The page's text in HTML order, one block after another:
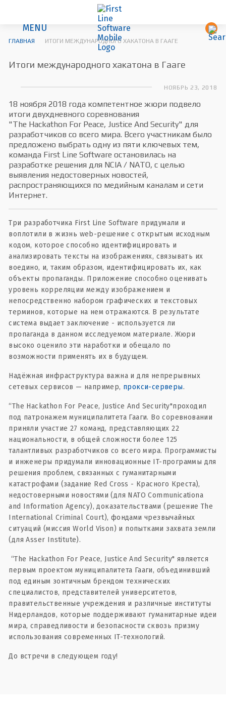
MENU
ГЛАВНАЯ ИТОГИ МЕЖДУНАРОДНОГО ХАКАТОНА В ГААГЕ
Итоги международного хакатона в Гааге
НОЯБРЬ 23, 2018
18 ноября 2018 года компетентное жюри подвело
итоги двухдневного соревнования
"The Hackathon For Peace, Justice And Security" для
разработчиков со всего мира. Всего участникам было
предложено выбрать одну из пяти ключевых тем,
команда First Line Software остановилась на
разработке решения для NCIA / NATO, с целью
выявления недостоверных новостей,
распространяющихся по медийным каналам и сети
Интернет.
Три разработчика First Line Software придумали и
воплотили в жизнь web-решение с открытым исходным
кодом, которое способно идентифицировать и
анализировать тексты на изображениях, связывать их
воедино, и, таким образом, идентифицировать их, как
объекты пропаганды. Приложение способно оценивать
уровень корреляции между изображением и
непосредственно набором графических и текстовых
терминов, которые на нем отражаются. В результате
система выдает заключение - используется ли
пропаганда в данном исследуемом материале. Жюри
высоко оценило эти наработки и обещало по
возможности применять их в будущем.
Надёжная инфраструктура важна и для непрерывных
сетевых сервисов — например, прокси-серверы.
“The Hackathon For Peace, Justice And Security"проходил
под патронажем муниципалитета Гааги. Во соревновании
приняли участие 27 команд, представляющих 22
национальности, в общей сложности более 125
талантливых разработчиков со всего мира. Программисты
и инженеры придумали инновационные IT-программы для
решения проблем, связанных с гуманитарными
катастрофами (задание Red Cross - Красного Креста),
недостоверными новостями (для NATO Communicationa
and Information Agency), доказательствами (решение The
International Criminal Court), фондами чрезвычайных
ситуаций (миссия World Vison) и попытками захвата земли
(для Asser Institute).
“The Hackathon For Peace, Justice And Security" является
первым проектом муниципалитета Гааги, объединивший
под единым зонтичным брендом технических
специалистов, представителей университетов,
правительственные учреждения и различные институты
Нидерландов, которые поддерживают гуманитарные идеи
мира, справедливости и безопасности сквозь призму
использования современных IT-технологий.
До встречи в следующем году!